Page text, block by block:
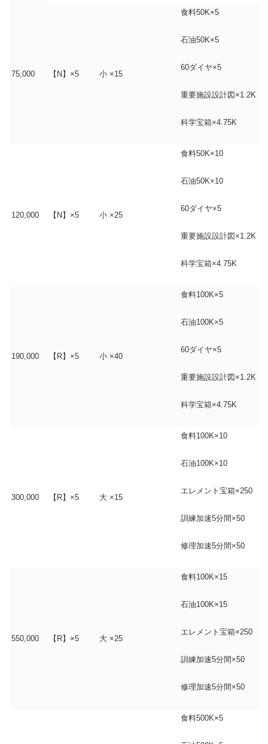
75,000 【N】×5 小 ×15
食料50K×5
石油50K×5
60ダイヤ×5
重要施設設計図×1.2K
科学宝箱×4.75K
120,000 【N】×5 小 ×25
食料50K×10
石油50K×10
60ダイヤ×5
重要施設設計図×1.2K
科学宝箱×4.75K
190,000 【R】×5 小 ×40
食料100K×5
石油100K×5
60ダイヤ×5
重要施設設計図×1.2K
科学宝箱×4.75K
300,000 【R】×5 大 ×15
食料100K×10
石油100K×10
エレメント宝箱×250
訓練加速5分間×50
修理加速5分間×50
550,000 【R】×5 大 ×25
食料100K×15
石油100K×15
エレメント宝箱×250
訓練加速5分間×50
修理加速5分間×50
食料500K×5